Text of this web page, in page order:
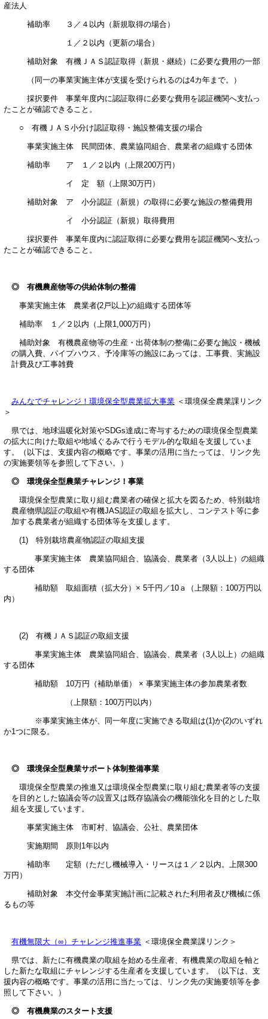
産法人
補助率 ３／４以内（新規取得の場合）
１／２以内（更新の場合）
補助対象 有機ＪＡＳ認証取得（新規・継続）に必要な費用の一部
（同一の事業実施主体が支援を受けられるのは4カ年まで。）
採択要件 事業年度内に認証取得に必要な費用を認証機関へ支払っ
たことが確認できること。
○ 有機ＪＡＳ小分け認証取得・施設整備支援の場合
事業実施主体 民間団体、農業協同組合、農業者の組織する団体
補助率 ア １／２以内（上限200万円）
イ 定 額（上限30万円）
補助対象 ア 小分認証（新規）の取得に必要な施設の整備費用
イ 小分認証（新規）取得費用
採択要件 事業年度内に認証取得に必要な費用を認証機関へ支払っ
たことが確認できること。
◎ 有機農産物等の供給体制の整備
事業実施主体 農業者(2戸以上)の組織する団体等
補助率 １／２以内（上限1,000万円）
補助対象 有機農産物等の生産・出荷体制の整備に必要な施設・機械
の購入費、パイプハウス、予冷庫等の施設にあっては、工事費、実施設
計費及び工事雑費
みんなでチャレンジ！環境保全型農業拡大事業 ＜環境保全農業課リンク
＞
県では、地球温暖化対策やSDGs達成に寄与するための環境保全型農業
の拡大に向けた取組や地域ぐるみで行うモデル的な取組を支援していま
す。（以下は、支援内容の概略です。事業の活用に当たっては、リンク先
の実施要領等を参照して下さい。）
◎ 環境保全型農業チャレンジ！事業
環境保全型農業に取り組む農業者の確保と拡大を図るため、特別栽培
農産物県認証の取組や有機JAS認証の取組を拡大し、コンテスト等に参
加する農業者が組織する団体等を支援します。
(1) 特別栽培農産物認証の取組支援
事業実施主体 農業協同組合、協議会、農業者（3人以上）の組織
する団体
補助額 取組面積（拡大分）× 5千円／10ａ（上限額：100万円以
内）
(2) 有機ＪＡＳ認証の取組支援
事業実施主体 農業協同組合、協議会、農業者（3人以上）の組織
する団体
補助額 10万円（補助単価） × 事業実施主体の参加農業者数
（上限額：100万円以内）
※事業実施主体が、同一年度に実施できる取組は(1)か(2)のいずれ
か1つに限る。
◎ 環境保全型農業サポート体制整備事業
環境保全型農業の推進又は環境保全型農業に取り組む農業者等の支援
を目的とした協議会等の設置又は既存協議会の機能強化を目的とした取
組を支援しています。
事業実施主体 市町村、協議会、公社、農業団体
実施期間 原則1年以内
補助率 定額（ただし機械導入・リースは１／２以内。上限300
万円）
補助対象 本交付金事業実施計画に記載された利用者及び機械に係
るもの等
有機無限大（∞）チャレンジ推進事業 ＜環境保全農業課リンク＞
県では、新たに有機農業の取組を始める生産者、有機農業の取組を軸と
した新たな取組にチャレンジする生産者を支援しています。（以下は、支
援内容の概略です。事業の活用に当たっては、リンク先の実施要領等を参
照して下さい。）
◎ 有機農業のスタート支援